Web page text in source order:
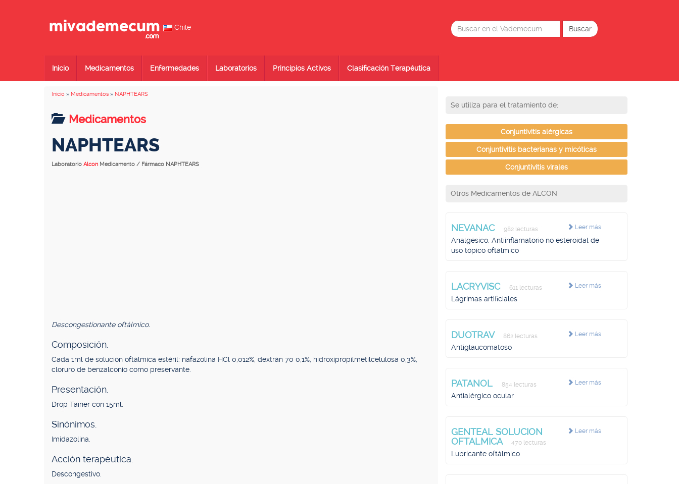
Chile
Inicio Medicamentos Enfermedades Laboratorios Principios Activos Clasificación Terapéutica
Inicio » Medicamentos » NAPHTEARS
Medicamentos
NAPHTEARS
Laboratorio Alcon Medicamento / Fármaco NAPHTEARS
Descongestionante oftálmico.
Composición.
Cada 1ml de solución oftálmica estéril: nafazolina HCl 0,012%, dextrán 70 0,1%, hidroxipropilmetilcelulosa 0,3%,
cloruro de benzalconio como preservante.
Presentación.
Drop Tainer con 15ml.
Sinónimos.
Imidazolina.
Acción terapéutica.
Descongestivo.
Se utiliza para el tratamiento de:
Conjuntivitis alérgicas
Conjuntivitis bacterianas y micóticas
Conjuntivitis virales
Otros Medicamentos de ALCON
Leer más
NEVANAC 982 lecturas
Analgésico, Antiinflamatorio no esteroidal de
uso tópico oftálmico
Leer más
LACRYVISC 611 lecturas
Lágrimas artificiales
Leer más
DUOTRAV 862 lecturas
Antiglaucomatoso
Leer más
PATANOL 854 lecturas
Antialérgico ocular
Leer más
GENTEAL SOLUCION
OFTALMICA
470 lecturas
Lubricante oftálmico